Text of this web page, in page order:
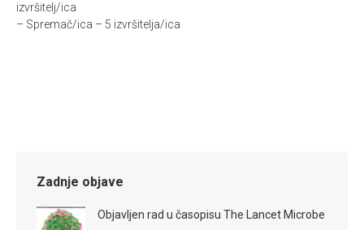
izvršitelj/ica
– Spremač/ica – 5 izvršitelja/ica
Zadnje objave
Objavljen rad u časopisu The Lancet Microbe